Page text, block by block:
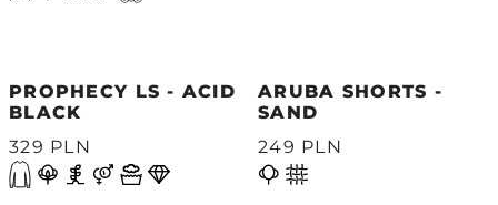
PROPHECY LS - ACID
BLACK
329 PLN
ARUBA SHORTS -
SAND
249 PLN